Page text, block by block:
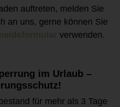
auftreten, melden Sie
an uns, gerne können Sie
verwenden.
im Urlaub –
für mehr als 3 Tage